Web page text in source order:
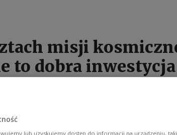
misji
to dobra inwestycja
że koszt udziału
około 278 milionów złotych. Polska
lub uzyskujemy dostęp do informacji na urządzeniu,